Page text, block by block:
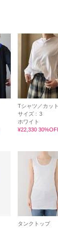
Tシャツ／カッ
サイズ : 3
ホワイト
¥22,330
タンクトップ